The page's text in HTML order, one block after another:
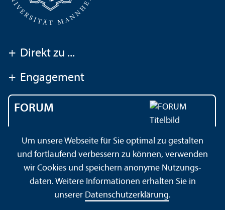
+ Direkt zu ...
+ Engagement
FORUM
Universität Mannheim
Impressum Datenschutz­erklärung Sitemap
Um unsere Webseite für Sie optimal zu gestalten
und fortlaufend verbessern zu können, verwenden
wir Cookies und speichern anonyme Nutzungs­
daten. Weitere Informationen erhalten Sie in
unserer Datenschutz­erklärung.